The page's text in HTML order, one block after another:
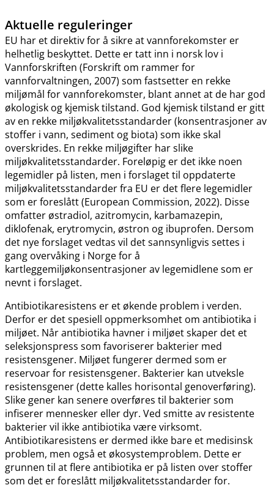
Aktuelle reguleringer
EU har et direktiv for å sikre at vannforekomster er
helhetlig beskyttet. Dette er tatt inn i norsk lov i
Vannforskriften (Forskrift om rammer for
vannforvaltningen, 2007) som fastsetter en rekke
miljømål for vannforekomster, blant annet at de har god
økologisk og kjemisk tilstand. God kjemisk tilstand er gitt
av en rekke miljøkvalitetsstandarder (konsentrasjoner av
stoffer i vann, sediment og biota) som ikke skal
overskrides. En rekke miljøgifter har slike
miljøkvalitetsstandarder. Foreløpig er det ikke noen
legemidler på listen, men i forslaget til oppdaterte
miljøkvalitetsstandarder fra EU er det flere legemidler
som er foreslått (European Commission, 2022). Disse
omfatter østradiol, azitromycin, karbamazepin,
diklofenak, erytromycin, østron og ibuprofen. Dersom
det nye forslaget vedtas vil det sannsynligvis settes i
gang overvåking i Norge for å
kartleggemiljøkonsentrasjoner av legemidlene som er
nevnt i forslaget.
Antibiotikaresistens er et økende problem i verden.
Derfor er det spesiell oppmerksomhet om antibiotika i
miljøet. Når antibiotika havner i miljøet skaper det et
seleksjonspress som favoriserer bakterier med
resistensgener. Miljøet fungerer dermed som er
reservoar for resistensgener. Bakterier kan utveksle
resistensgener (dette kalles horisontal genoverføring).
Slike gener kan senere overføres til bakterier som
infiserer mennesker eller dyr. Ved smitte av resistente
bakterier vil ikke antibiotika være virksomt.
Antibiotikaresistens er dermed ikke bare et medisinsk
problem, men også et økosystemproblem. Dette er
grunnen til at flere antibiotika er på listen over stoffer
som det er foreslått miljøkvalitetsstandarder for.